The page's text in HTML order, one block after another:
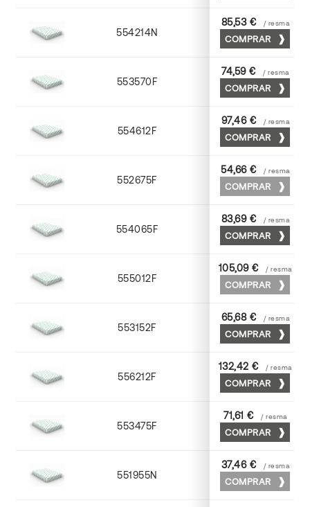
554214N 72 x 102
85,53 € / resma
COMPRAR
553570F 70 x 100
74,59 € / resma
COMPRAR
554612F 72 x 102
97,46 € / resma
COMPRAR
552675F 75 x 53
54,66 € / resma
COMPRAR
554065F 65 x 90
83,69 € / resma
COMPRAR
555012F 72 x 102
105,09 € / resma
COMPRAR
553152F 52 x 70
65,68 € / resma
COMPRAR
556212F 72 x 102
132,42 € / resma
COMPRAR
553475F 75 x 53
71,61 € / resma
COMPRAR
551955N 52 x 70
37,46 € / resma
COMPRAR